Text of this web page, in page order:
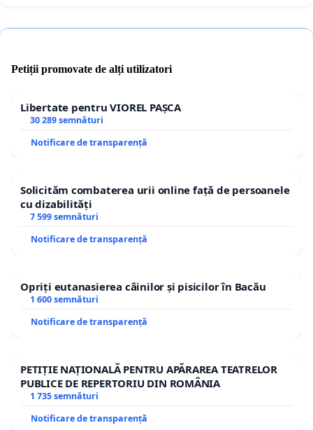
Petiții promovate de alți utilizatori
Libertate pentru VIOREL PAȘCA
30 289 semnături
Notificare de transparență
Solicităm combaterea urii online față de persoanele
cu dizabilități
7 599 semnături
Notificare de transparență
Opriți eutanasierea câinilor și pisicilor în Bacău
1 600 semnături
Notificare de transparență
PETIȚIE NAȚIONALĂ PENTRU APĂRAREA TEATRELOR
PUBLICE DE REPERTORIU DIN ROMÂNIA
1 735 semnături
Notificare de transparență